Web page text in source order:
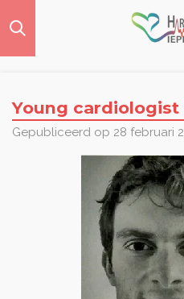
Ga
direct
naar
Young
Gepubliceerd op 28 februari